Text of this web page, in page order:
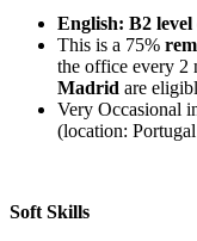
English: B2
This is a 75%
the office every 2
Madrid are
Very Occasional
(location:
Soft Skills